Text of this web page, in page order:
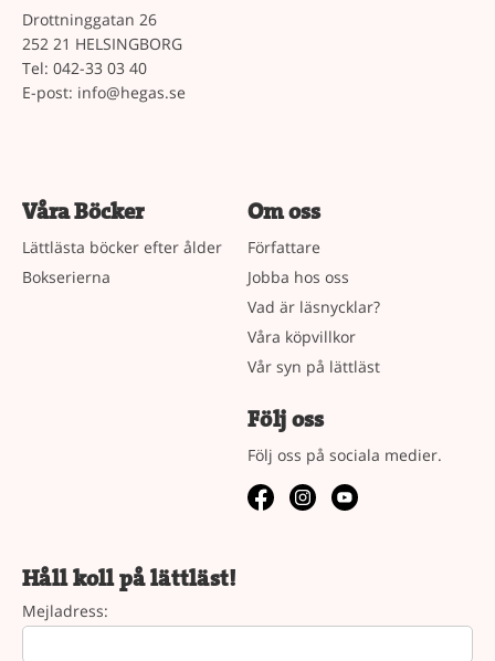
Drottninggatan 26
252 21 HELSINGBORG
Tel: 042-33 03 40
E-post: info@hegas.se
Våra Böcker
Lättlästa böcker efter ålder
Bokserierna
Om oss
Författare
Jobba hos oss
Vad är läsnycklar?
Våra köpvillkor
Vår syn på lättläst
Följ oss
Följ oss på sociala medier.
Håll koll på lättläst!
Mejladress: